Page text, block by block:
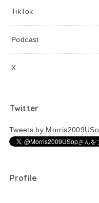
TikTok
Podcast
X
Twitter
Tweets by
Profile